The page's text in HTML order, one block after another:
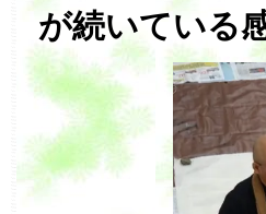
が続いている